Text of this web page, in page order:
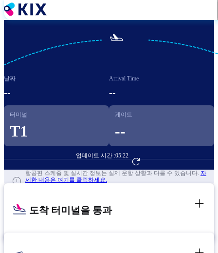
주
요
로
너

날짜
--
Arrival Time
--
터미널
T1
게이트
--
업데이트 시간 :05:22
항공편 예약하기
항공편 스케줄 및 실시간 정보는 실제 운항 상황과 다를 수 있습니다. 자
세한 내용은 여기를 클릭하세요.
도착 터미널을 통과